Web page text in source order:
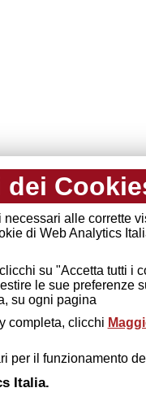
dei
necessari alle corrette
di Web Analytics
su "Accetta tutti
le sue preferenze
su ogni pagina
completa, clicchi
per il funzionamento
Italia.